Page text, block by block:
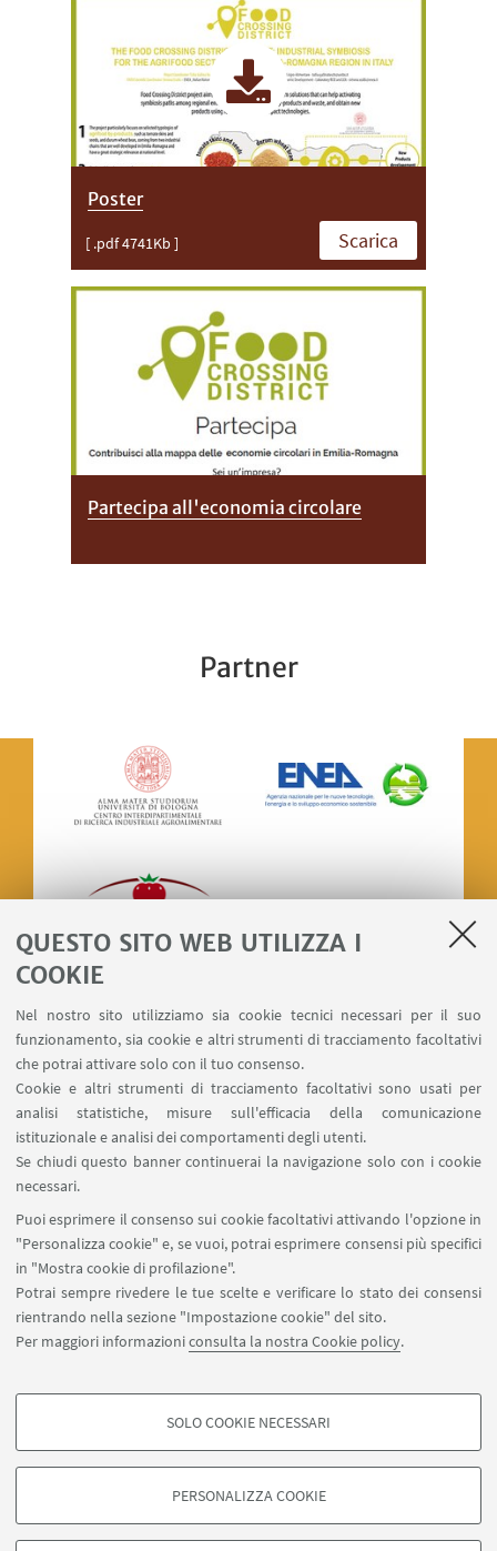
QUESTO SITO WEB UTILIZZA I
COOKIE
Nel nostro sito utilizziamo sia cookie tecnici necessari per il suo
funzionamento, sia cookie e altri strumenti di tracciamento facoltativi
che potrai attivare solo con il tuo consenso.
Cookie e altri strumenti di tracciamento facoltativi sono usati per
analisi statistiche, misure sull'efficacia della comunicazione
istituzionale e analisi dei comportamenti degli utenti.
Se chiudi questo banner continuerai la navigazione solo con i cookie
necessari.
Puoi esprimere il consenso sui cookie facoltativi attivando l'opzione in
"Personalizza cookie" e, se vuoi, potrai esprimere consensi più specifici
in "Mostra cookie di profilazione".
Potrai sempre rivedere le tue scelte e verificare lo stato dei consensi
rientrando nella sezione "Impostazione cookie" del sito.
Per maggiori informazioniconsulta la nostra Cookie policy.
COOKIE DI PROFILAZIONE - FACOLTATIVI
degli utenti, creare profili in base al loro comportamento sul sito, per analisi
di marketing.
SOLO COOKIE NECESSARI
PERSONALIZZA COOKIE
Poster
[ .pdf 4741Kb ] Scarica
Partecipa all'economia circolare
Partner
Il progetto FOOD CROSSING DISTRICT è
co-finanziato dal Fondo europeo di
sviluppo regionale POR FESR 2014-2020
della Regione Emilia-Romagna
©Copyright 2026 - ALMA MATER STUDIORUM - Università di